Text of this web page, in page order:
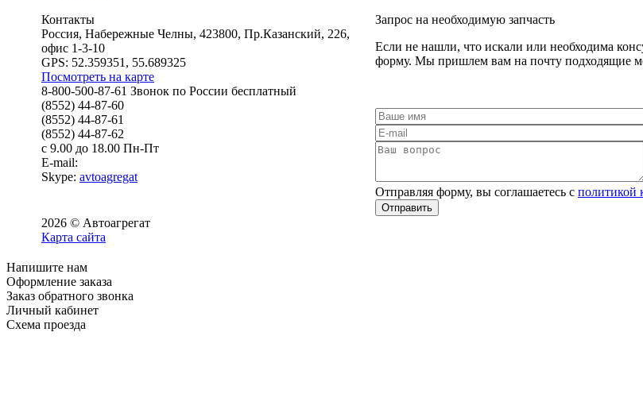
Контакты
Россия, Набережные Челны, 423800, Пр.Казанский, 226,
офис 1-3-10
GPS: 52.359351, 55.689325
Посмотреть на карте
8-800-500-87-61 Звонок по России бесплатный
(8552) 44-87-60
(8552) 44-87-61
(8552) 44-87-62
с 9.00 до 18.00 Пн-Пт
E-mail:
Skype: avtoagregat
Запрос на необходимую запчасть
Если не нашли, что искали или необходима
форму. Мы пришлем вам на почту подходящие
Отправляя форму, вы соглашаетесь с политикой
2026 © Автоагрегат
Карта сайта
Напишите нам
Оформление заказа
Заказ обратного звонка
Личный кабинет
Схема проезда